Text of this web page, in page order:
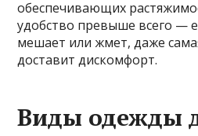
обеспечивающих
удобство превыше всего —
мешает или жмет, даже
доставит дискомфорт.
Виды одежды